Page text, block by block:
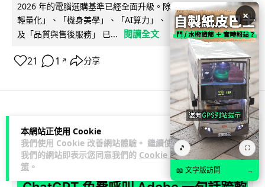
本網站正使用 Cookie
我們使用 Cookie 改善網站體驗。 繼續使用
我們的網站即表示您同意我們的 Cookie 政
策 。
2026 年的電腦選購基準已經全面升級。除了基本效能，「極致
輕量化」、「機身美學」、「AI算力」、「前瞻技術加持」以
及「品質與售後服務」 已...
閱讀全文
21 1 ↗ 分享
Vin 1 日
×
🎵 ⛶
📖 文字版訪問 →